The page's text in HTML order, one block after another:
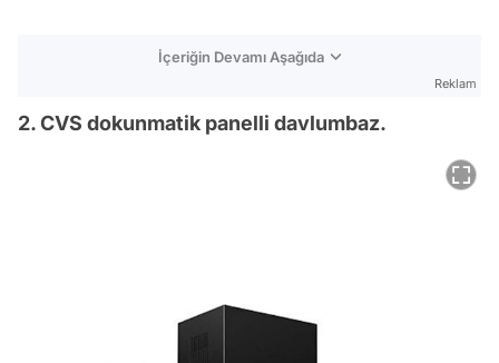
İçeriğin Devamı Aşağıda
Reklam
2. CVS dokunmatik panelli davlumbaz.